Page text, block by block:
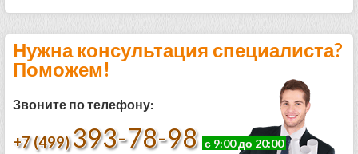
Нужна консультация специалиста?
Поможем!
Звоните по телефону:
+7 (499) 393-78-98 с 9:00 до 20:00